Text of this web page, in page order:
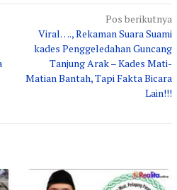
Pos berikutnya
Viral…., Rekaman Suara Suami
kades Penggeledahan Guncang
Tanjung Arak – Kades Mati-
Matian Bantah, Tapi Fakta Bicara
Lain!!!